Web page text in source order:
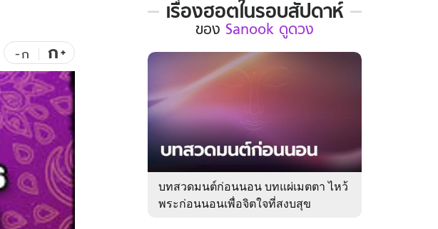
คลิป
พอดแคสต์
ดูทีวี
WeTV
Exclusive WeTV
นิยาย
-ก ก+
เรื่องฮอตในรอบสัปดาห์
เรื่อง
ใน
รอบ
ของ
Sanook
ดูด
ของ Sanook ดูดวง
บทสวดมนต์ก่อนนอน บทแผ่เมตตา ไหว้
พระก่อนนอนเพื่อจิตใจที่สงบสุข